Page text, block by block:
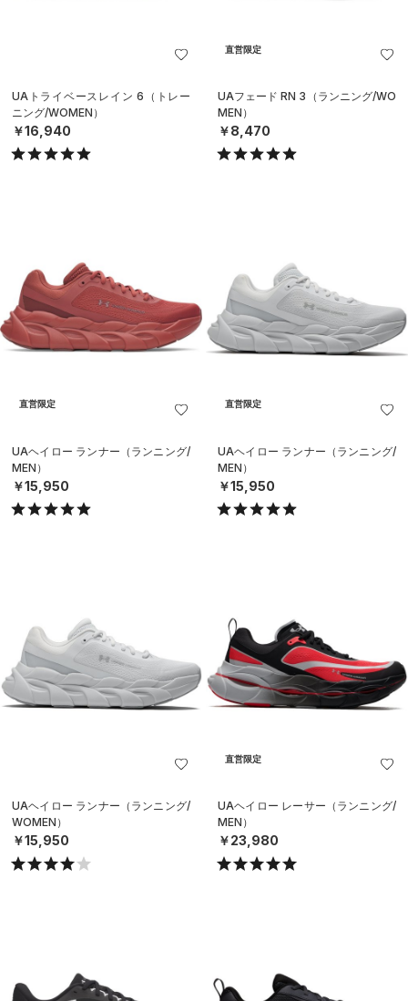
UAトライベースレイン 6（トレー
ニング/WOMEN）
￥16,940
直営限定
UAフェード RN 3（ランニング/WO
MEN）
￥8,470
直営限定
UAヘイロー ランナー（ランニング/
MEN）
￥15,950
直営限定
UAヘイロー ランナー（ランニング/
MEN）
￥15,950
UAヘイロー ランナー（ランニング/
WOMEN）
￥15,950
直営限定
UAヘイロー レーサー（ランニング/
MEN）
￥23,980